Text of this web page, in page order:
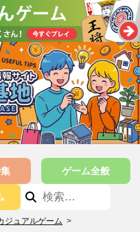
ゲーム全般
ジュアルゲーム >